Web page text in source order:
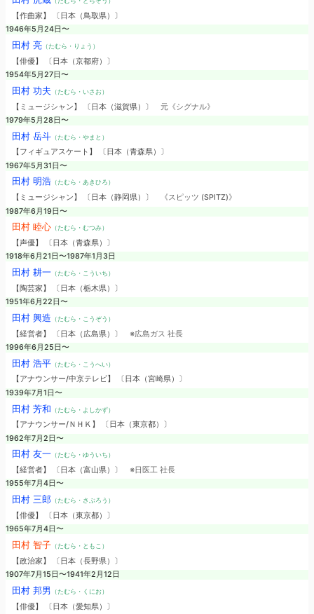
【作曲家】 〔日本（鳥取県）〕
1946年5月24日〜
田村 亮（たむら・りょう）
【俳優】 〔日本（京都府）〕
1954年5月27日〜
田村 功夫 （たむら・いさお）
【ミュージシャン】 〔日本（滋賀県）〕 元《シグナル》
1979年5月28日〜
田村 岳斗（たむら・やまと）
【フィギュアスケート】 〔日本（青森県）〕
1967年5月31日〜
田村 明浩（たむら・あきひろ）
【ミュージシャン】 〔日本（静岡県）〕
《スピッツ (SPITZ)》
1987年6月19日〜
田村 睦心（たむら・むつみ）
【声優】 〔日本（青森県）〕
1918年6月21日〜1987年1月3日
田村 耕一（たむら・こういち）
【陶芸家】 〔日本（栃木県）〕
1951年6月22日〜
田村 興造 （たむら・こうぞう）
【経営者】 〔日本（広島県）〕 ※広島ガス 社長
1996年6月25日〜
田村 浩平（たむら・こうへい）
【アナウンサー/中京テレビ】 〔日本（宮崎県）〕
1939年7月1日〜
田村 芳和 （たむら・よしかず）
【アナウンサー/ＮＨＫ】 〔日本（東京都）〕
1962年7月2日〜
田村 友一（たむら・ゆういち）
【経営者】 〔日本（富山県）〕 ※日医工 社長
1955年7月4日〜
田村 三郎（たむら・さぶろう）
【俳優】 〔日本（東京都）〕
1965年7月4日〜
田村 智子（たむら・ともこ）
【政治家】 〔日本（長野県）〕
1907年7月15日〜1941年2月12日
田村 邦男 （たむら・くにお）
【俳優】 〔日本（愛知県）〕